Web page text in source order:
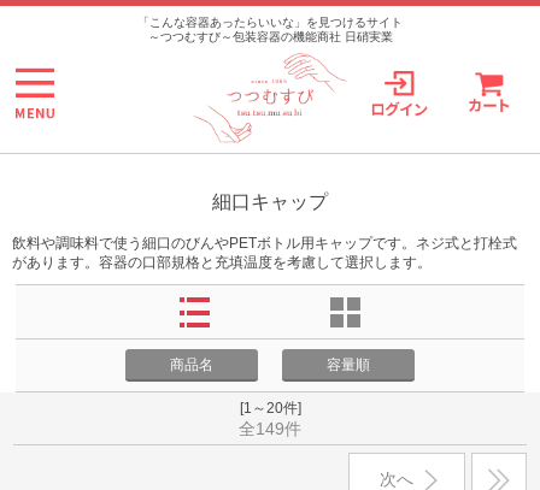
>
「こんな容器あったらいいな」を見つけるサイト
～つつむすび～包装容器の機能商社 日硝実業
細口キャップ
飲料や調味料で使う細口のびんやPETボトル用キャップです。ネジ式と打栓式
があります。容器の口部規格と充填温度を考慮して選択します。
商品名 容量順
[1～20件]
全149件
次へ